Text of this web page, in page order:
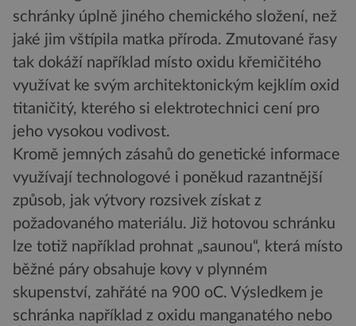
schránky úplně jiného chemického složení, než
jaké jim vštípila matka příroda. Zmutované řasy
tak dokáží například místo oxidu křemičitého
využívat ke svým architektonickým kejklím oxid
titaničitý, kterého si elektrotechnici cení pro
jeho vysokou vodivost.
Kromě jemných zásahů do genetické informace
využívají technologové i poněkud razantnější
způsob, jak výtvory rozsivek získat z
požadovaného materiálu. Již hotovou schránku
lze totiž například prohnat „saunou“, která místo
běžné páry obsahuje kovy v plynném
skupenství, zahřáté na 900 oC. Výsledkem je
schránka například z oxidu manganatého nebo